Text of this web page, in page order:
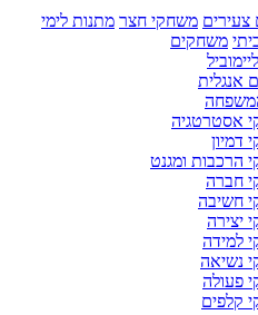
צעירים משחקי חצר מתנות לימי
משחקים
אנגלית
אסטרטגיה
דמיון
הרכבות ומגנט
חברה
חשיבה
יצירה
למידה
נשיאה
פעולה
קלפים